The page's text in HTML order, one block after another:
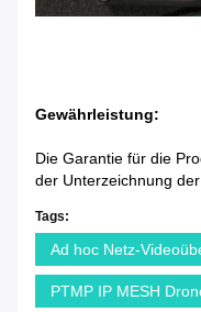
Gewährleistung:
Die Garantie für die
der Unterzeichnung der
Tags:
Ad hoc Netz-
PTMP IP MESH